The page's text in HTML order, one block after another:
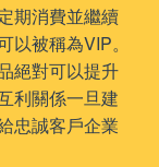
期消費並繼續
被稱為VIP。
絕對可以提升
利關係一旦建
忠誠客戶企業